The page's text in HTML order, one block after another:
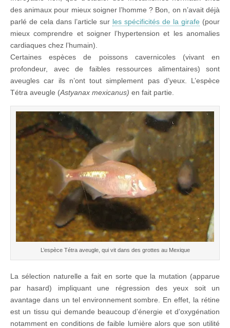
des animaux pour mieux soigner l’homme ? Bon, on n’avait déjà
parlé de cela dans l’article sur les spécificités de la girafe (pour
mieux comprendre et soigner l’hypertension et les anomalies
cardiaques chez l’humain).
Certaines espèces de poissons cavernicoles (vivant en
profondeur, avec de faibles ressources alimentaires) sont
aveugles car ils n’ont tout simplement pas d’yeux. L’espèce
Tétra aveugle (Astyanax mexicanus) en fait partie.
L’espèce Tétra aveugle, qui vit dans des grottes au Mexique
La sélection naturelle a fait en sorte que la mutation (apparue
par hasard) impliquant une régression des yeux soit un
avantage dans un tel environnement sombre. En effet, la rétine
est un tissu qui demande beaucoup d’énergie et d’oxygénation
notamment en conditions de faible lumière alors que son utilité